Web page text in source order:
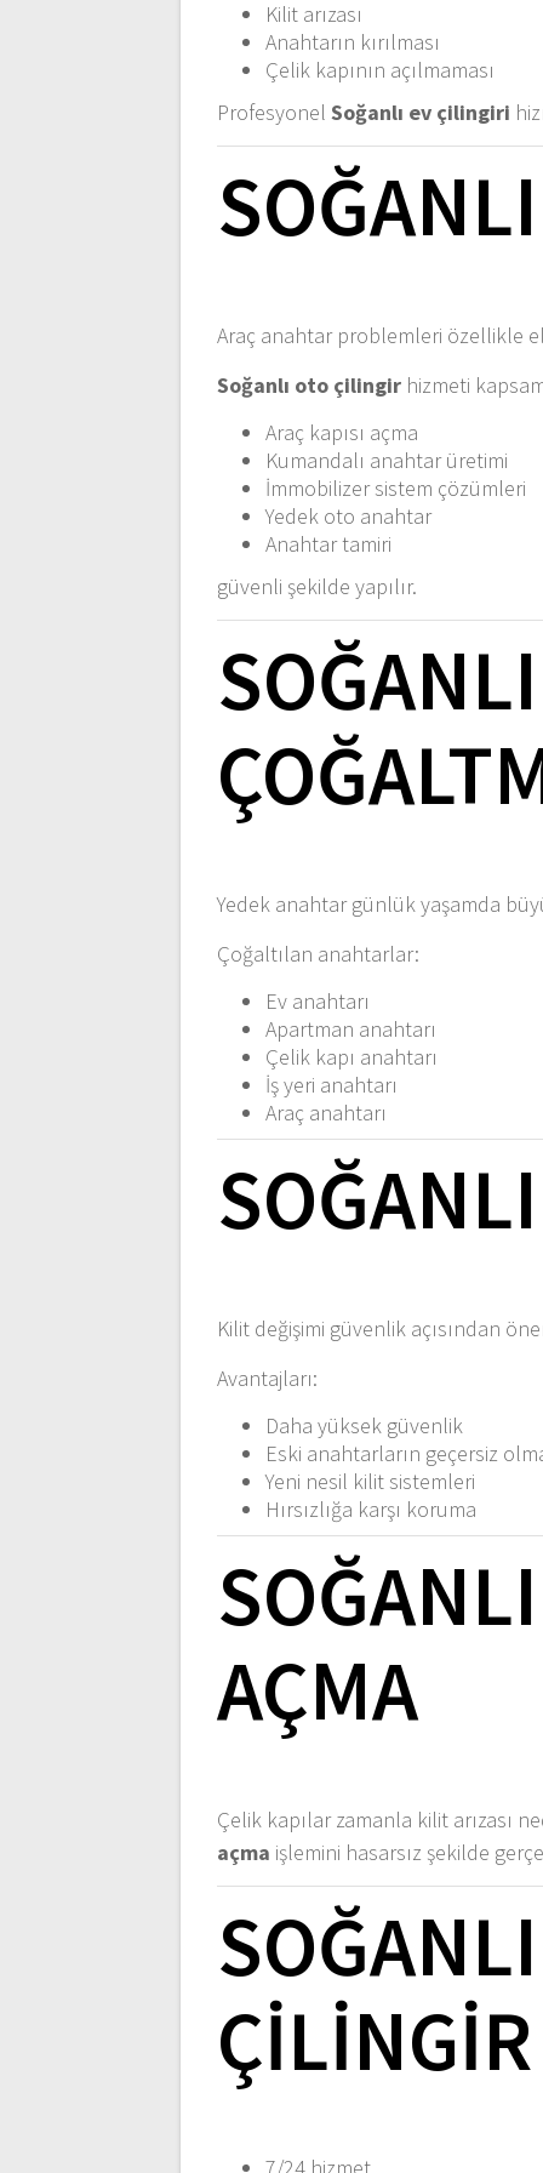
Kilit arızası
Anahtarın kırılması
Çelik kapının açılmaması
ProfesyonelSoğanlı ev çilingiri
Araç anahtar problemleri özellikle
Soğanlı oto çilingir hizmeti
Araç kapısı açma
Kumandalı anahtar üretimi
İmmobilizer sistem çözümleri
Yedek oto anahtar
Anahtar tamiri
güvenli şekilde yapılır.
Yedek anahtar günlük yaşamda
Çoğaltılan anahtarlar:
Ev anahtarı
Apartman anahtarı
Çelik kapı anahtarı
İş yeri anahtarı
Araç anahtarı
Kilit değişimi güvenlik açısından
Avantajları:
Daha yüksek güvenlik
Eski anahtarların geçersiz
Yeni nesil kilit sistemleri
Hırsızlığa karşı koruma
AÇMA
Çelik kapılar zamanla kilit arızası
açma işlemini hasarsız şekilde